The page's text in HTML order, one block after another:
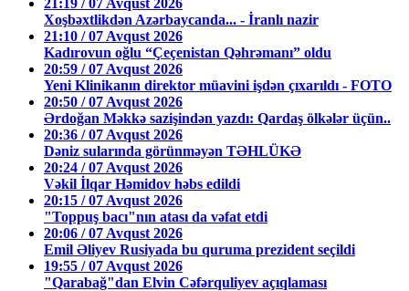
Xoşbəxtlikdən Azərbaycanda... - İranlı nazir
21:10 / 07 Avqust 2026
Kadırovun oğlu “Çeçenistan Qəhrəmanı” oldu
20:59 / 07 Avqust 2026
Yeni Klinikanın direktor müavini işdən çıxarıldı - FOTO
20:50 / 07 Avqust 2026
Ərdoğan Məkkə sazişindən yazdı: Qardaş ölkələr üçün..
20:36 / 07 Avqust 2026
Dəniz sularında görünməyən TƏHLÜKƏ
20:24 / 07 Avqust 2026
Vəkil İlqar Həmidov həbs edildi
20:15 / 07 Avqust 2026
"Toppuş bacı"nın atası da vəfat etdi
20:06 / 07 Avqust 2026
Emil Əliyev Rusiyada bu quruma prezident seçildi
19:55 / 07 Avqust 2026
"Qarabağ"dan Elvin Cəfərquliyev açıqlaması